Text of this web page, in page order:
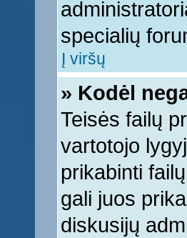
specialių
Į viršų
» Kodėl
Teisės failų
vartotojo
prikabinti
gali juos
diskusijų